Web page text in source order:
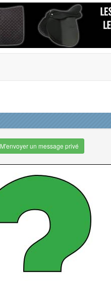
M'envoyer un message privé